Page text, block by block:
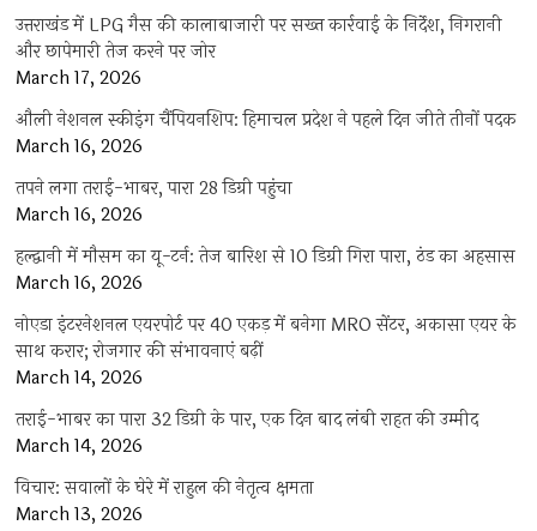
उत्तराखंड में LPG गैस की कालाबाजारी पर सख्त कार्रवाई के निर्देश, निगरानी
और छापेमारी तेज करने पर जोर
March 17, 2026
औली नेशनल स्कीइंग चैंपियनशिप: हिमाचल प्रदेश ने पहले दिन जीते तीनों पदक
March 16, 2026
तपने लगा तराई-भाबर, पारा 28 डिग्री पहुंचा
March 16, 2026
हल्द्वानी में मौसम का यू-टर्न: तेज बारिश से 10 डिग्री गिरा पारा, ठंड का अहसास
March 16, 2026
नोएडा इंटरनेशनल एयरपोर्ट पर 40 एकड़ में बनेगा MRO सेंटर, अकासा एयर के
साथ करार; रोजगार की संभावनाएं बढ़ीं
March 14, 2026
तराई-भाबर का पारा 32 डिग्री के पार, एक दिन बाद लंबी राहत की उम्मीद
March 14, 2026
विचार: सवालों के घेरे में राहुल की नेतृत्व क्षमता
March 13, 2026